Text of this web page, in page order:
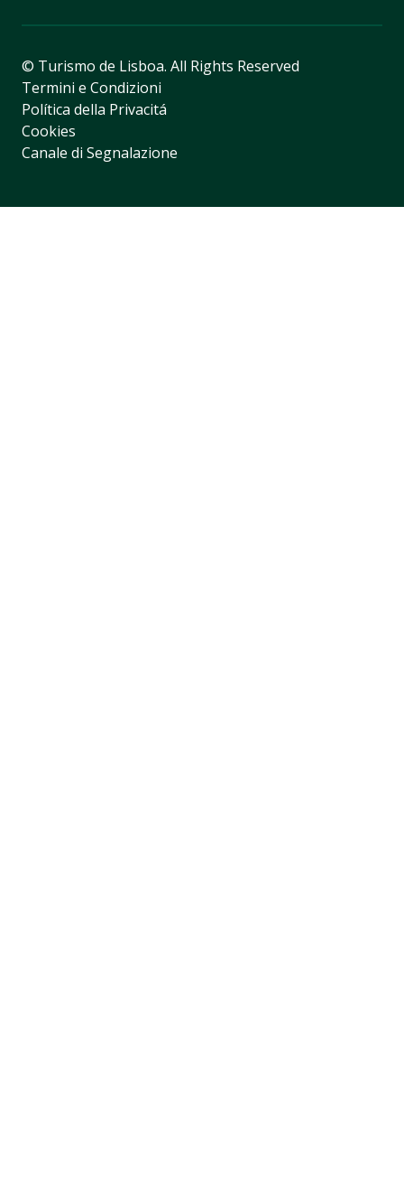
© Turismo de Lisboa. All Rights Reserved
Termini e Condizioni
Política della Privacitá
Cookies
Canale di Segnalazione